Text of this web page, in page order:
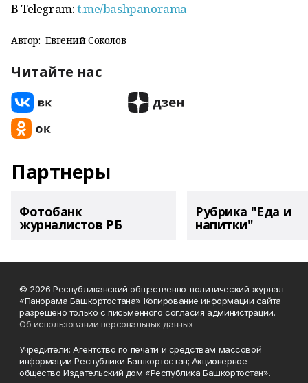
В Telegram:t.me/bashpanorama
Автор: Евгений Соколов
Читайте нас
Партнеры
Фотобанк
журналистов РБ
Рубрика "Еда и
напитки"
© 2026 Республиканский общественно-политический журнал
«Панорама Башкортостана» Копирование информации сайта
разрешено только с письменного согласия администрации.
Об использовании персональных данных
Учредители: Агентство по печати и средствам массовой
информации Республики Башкортостан; Акционерное
общество Издательский дом «Республика Башкортостан».